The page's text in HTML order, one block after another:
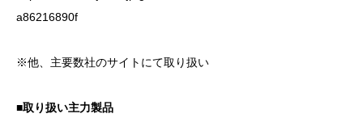
a86216890f
※他、主要数社のサイトにて取り扱い
■取り扱い主力製品